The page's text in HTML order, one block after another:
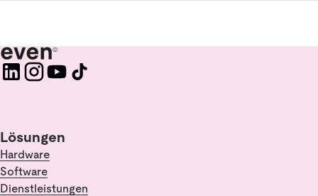
Lösungen
Hardware
Software
Dienstleistungen